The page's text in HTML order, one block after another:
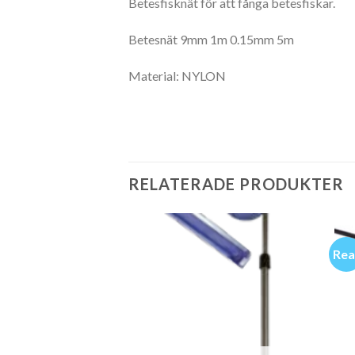
Betesnät 9mm 1m 0.15mm 5m
Material: NYLON
RELATERADE PRODUKTER